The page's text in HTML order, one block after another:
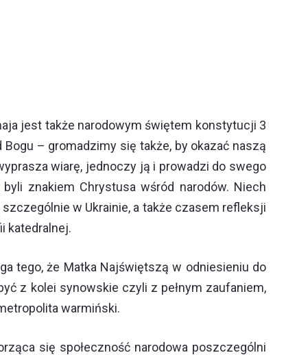
jest także narodowym świętem konstytucji 3
– gromadzimy się także, by okazać naszą
wiarę, jednoczy ją i prowadzi do swego
znakiem Chrystusa wśród narodów. Niech
w Ukrainie, a także czasem refleksji
katedralnej.
tego, że Matka Najświętszą w odniesieniu do
z kolei synowskie czyli z pełnym zaufaniem,
warmiński.
się społeczność narodowa poszczególni